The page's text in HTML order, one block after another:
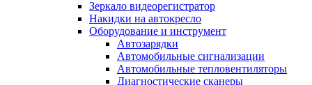
Зеркало видеорегистратор
Накидки на автокресло
Оборудование и инструмент
Автозарядки
Автомобильные сигнализации
Автомобильные тепловентиляторы
Диагностические сканеры